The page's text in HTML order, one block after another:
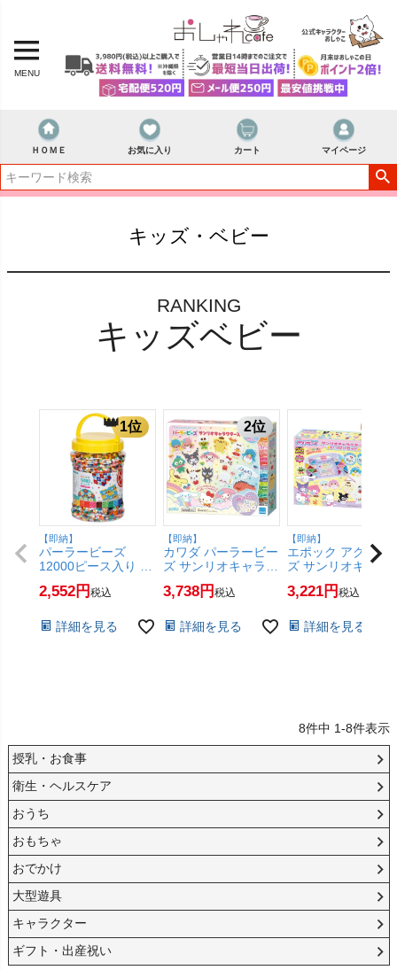
MENU
ＨＯＭＥ お気に入り カート マイページ
キッズ・ベビー
RANKING
キッズベビー
【即納】
パーラービーズ
12000ピース入り ベ
17580【5才以上】
もちゃ 女の子 ビー
ズ アイロンでくっつ
2,552 税込
詳細を見る
【即納】
カワダ パーラービー
ズ サンリオキャラク
才以上】【Kawada
ーズ アイロンでくっ
つく アイロンビー
3,738 税込
詳細を見る
【即納】
エポック アクアビ
ズ サンリオキャラ
ト AQ-S102【エポ
フトホビー メイキ
グホビー アクアビ
3,221 税込
詳細を見る
8件中 1-8件表示
授乳・お食事
衛生・ヘルスケア
おうち
おもちゃ
おでかけ
大型遊具
キャラクター
ギフト・出産祝い